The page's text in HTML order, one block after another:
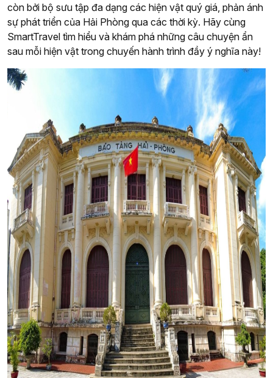
còn bởi bộ sưu tập đa dạng các hiện vật quý giá, phản ánh
sự phát triển của Hải Phòng qua các thời kỳ. Hãy cùng
SmartTravel tìm hiểu và khám phá những câu chuyện ẩn
sau mỗi hiện vật trong chuyến hành trình đầy ý nghĩa này!